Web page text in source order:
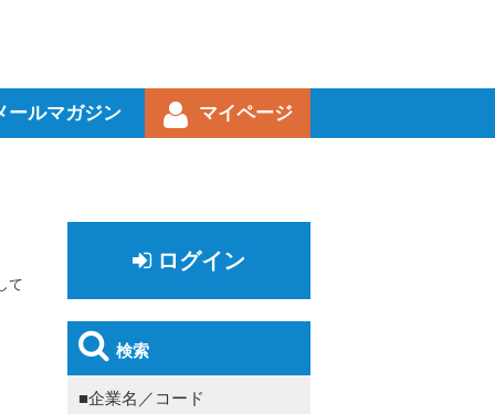
ールマガジン マイページ
て
ログイン
検索
■企業名／コード